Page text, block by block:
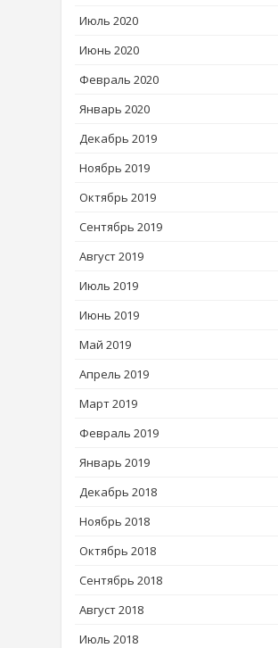
Июль 2020
Июнь 2020
Февраль 2020
Январь 2020
Декабрь 2019
Ноябрь 2019
Октябрь 2019
Сентябрь 2019
Август 2019
Июль 2019
Июнь 2019
Май 2019
Апрель 2019
Март 2019
Февраль 2019
Январь 2019
Декабрь 2018
Ноябрь 2018
Октябрь 2018
Сентябрь 2018
Август 2018
Июль 2018